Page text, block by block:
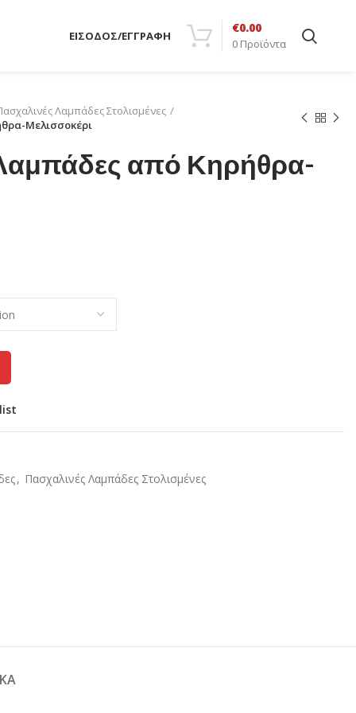
ΕΙΣΟΔΟΣ/ΕΓΓΡΑΦΗ
0 Προϊόντα
€0.00
Λαμπάδες Στολισμένες
Μελισσοκέρι
από Κηρήθρα-
, Πασχαλινές Λαμπάδες Στολισμένες